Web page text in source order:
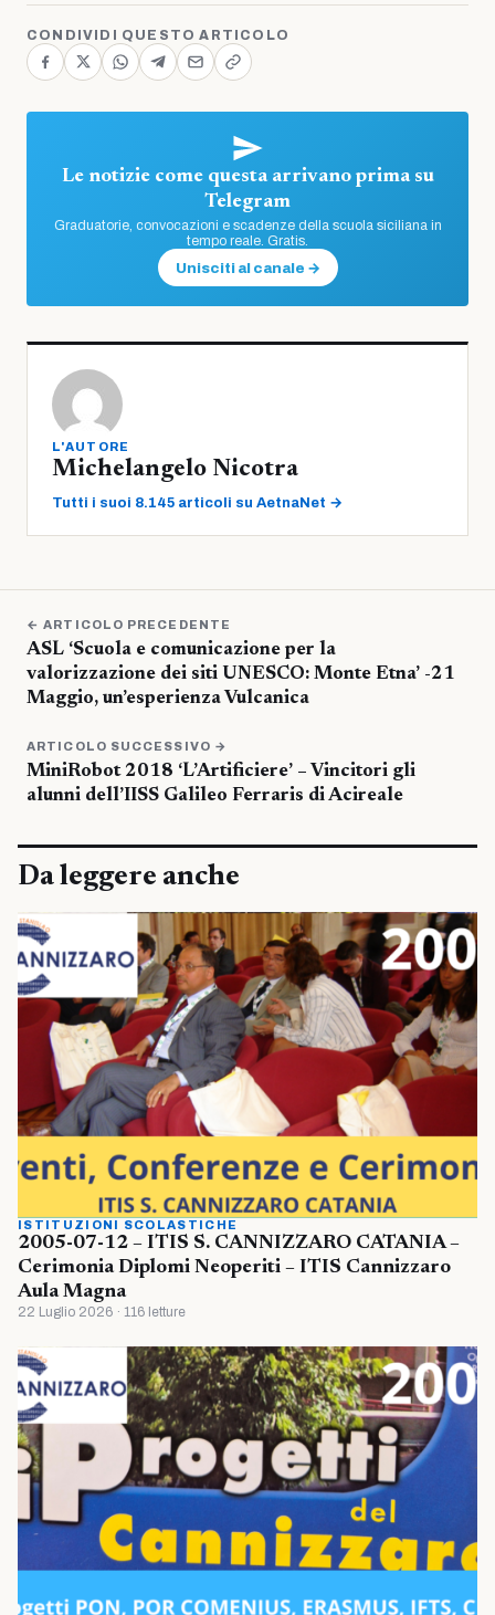
CONDIVIDI QUESTO ARTICOLO
Le notizie come questa arrivano prima su
Telegram
Graduatorie, convocazioni e scadenze della scuola siciliana in
tempo reale. Gratis.
Unisciti al canale →
L'AUTORE
Michelangelo Nicotra
Tutti i suoi 8.145 articoli su AetnaNet →
← ARTICOLO PRECEDENTE
ASL ‘Scuola e comunicazione per la
valorizzazione dei siti UNESCO: Monte Etna’ -21
Maggio, un’esperienza Vulcanica
ARTICOLO SUCCESSIVO →
MiniRobot 2018 ‘L’Artificiere’ – Vincitori gli
alunni dell’IISS Galileo Ferraris di Acireale
Da leggere anche
ISTITUZIONI SCOLASTICHE
2005-07-12 – ITIS S. CANNIZZARO CATANIA –
Cerimonia Diplomi Neoperiti – ITIS Cannizzaro
Aula Magna
22 Luglio 2026 · 116 letture